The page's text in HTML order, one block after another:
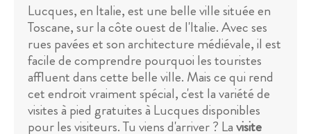
Lucques, en Italie, est une belle ville située en
Toscane, sur la côte ouest de l'Italie. Avec ses
rues pavées et son architecture médiévale, il est
facile de comprendre pourquoi les touristes
affluent dans cette belle ville. Mais ce qui rend
cet endroit vraiment spécial, c'est la variété de
visites à pied gratuites à Lucques disponibles
pour les visiteurs. Tu viens d'arriver ? Lavisite